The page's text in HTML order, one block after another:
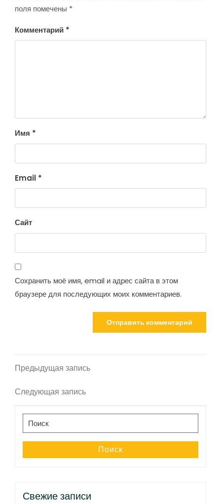
поля помечены *
Комментарий *
Имя *
Email *
Сайт
Сохранить моё имя, email и адрес сайта в этом
браузере для последующих моих комментариев.
Навигация
по
записям
Предыдущая
Предыдущая запись
Следующая
Следующая запись
Поиск
по:
Поиск
Свежие записи